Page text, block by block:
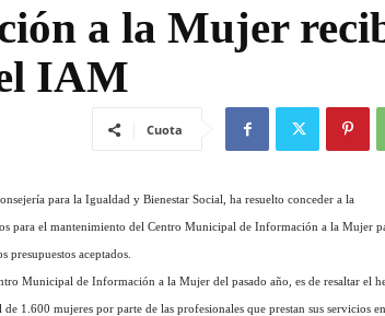
a la Mujer
IAM
Cuota
para la Igualdad y Bienestar Social, ha resuelto conceder a la
para el mantenimiento del Centro Municipal de Información a la Mujer
presupuestos aceptados.
Municipal de Información a la Mujer del pasado año, es de resaltar el
1.600 mujeres por parte de las profesionales que prestan sus servicios